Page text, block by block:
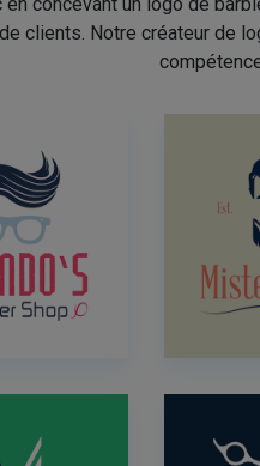
clients. Notre créateur de